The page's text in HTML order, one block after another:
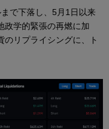
で下落し、5月1日以来
政学的緊張の再燃に加
のリプライシングに、ト